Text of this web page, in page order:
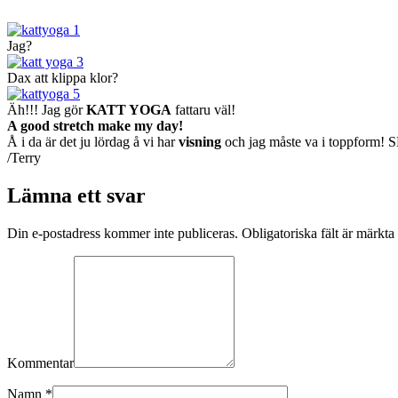
Jag?
Dax att klippa klor?
Äh!!! Jag görKATT YOGA fattaru väl!
A good stretch make my day!
Å i da är det ju lördag å vi harvisning och jag måste va i toppform!
/Terry
Lämna ett svar
Din e-postadress kommer inte publiceras. Obligatoriska fält är märkta
Kommentar
Namn *